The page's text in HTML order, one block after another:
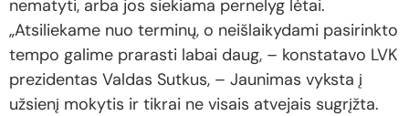
nematyti, arba jos siekiama pernelyg lėtai.
„Atsiliekame nuo terminų, o neišlaikydami pasirinkto
tempo galime prarasti labai daug, – konstatavo LVK
prezidentas Valdas Sutkus, – Jaunimas vyksta į
užsienį mokytis ir tikrai ne visais atvejais sugrįžta.